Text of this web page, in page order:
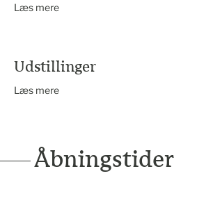
Læs mere
Udstillinger
Læs mere
Åbningstider